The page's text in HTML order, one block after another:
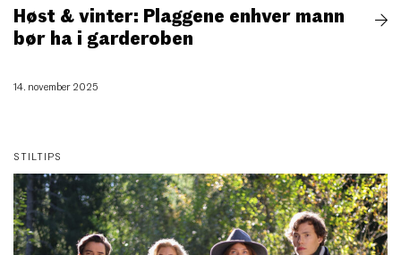
Høst & vinter: Plaggene enhver mann
bør ha i garderoben
14. november 2025
STILTIPS